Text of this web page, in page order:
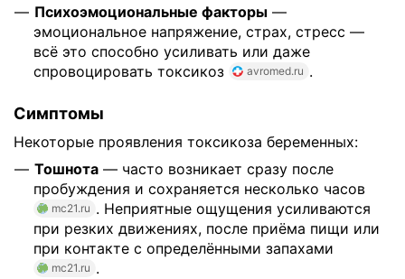
Психоэмоциональные факторы —
эмоциональное напряжение, страх, стресс —
всё это способно усиливать или даже
спровоцировать токсикоз
avromed.ru .
Симптомы
Некоторые проявления токсикоза беременных:
Тошнота — часто возникает сразу после
пробуждения и сохраняется несколько часов
mc21.ru . Неприятные ощущения усиливаются
при резких движениях, после приёма пищи или
при контакте с определёнными запахами
mc21.ru .